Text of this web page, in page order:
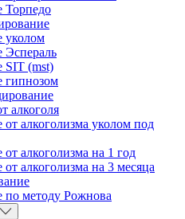
Торпедо
уколом
Эспераль
SIT (mst)
гипнозом
алкоголя
алкоголизма уколом под
алкоголизма на 1 год
алкоголизма на 3 месяца
по методу Рожнова